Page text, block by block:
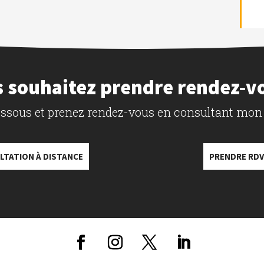
souhaitez prendre rendez-
et prenez rendez-vous en consultant
À DISTANCE PRENDRE RDV